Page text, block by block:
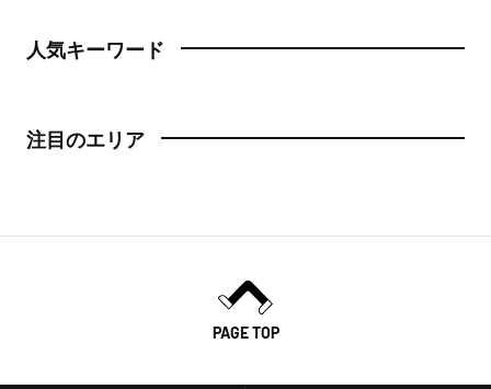
人気キーワード
注目のエリア
PAGE TOP